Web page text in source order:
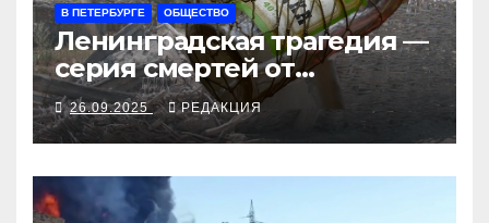
В ПЕТЕРБУРГЕ ОБЩЕСТВО
Ленинградская трагедия —
серия смертей от
алкосуррогата
26.09.2025 РЕДАКЦИЯ